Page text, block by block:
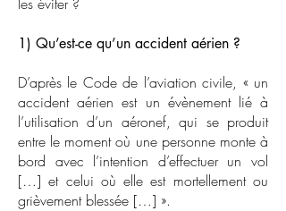
1) Qu’est-ce qu’un accident aérien ?
D’après le Code de l’aviation civile, « un
accident aérien est un évènement lié à
l’utilisation d’un aéronef, qui se produit
entre le moment où une personne monte à
bord avec l’intention d’effectuer un vol
[…] et celui où elle est mortellement ou
grièvement blessée […] ».